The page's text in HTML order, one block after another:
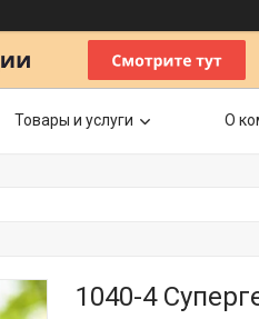
Товары и услуги О
1040-4